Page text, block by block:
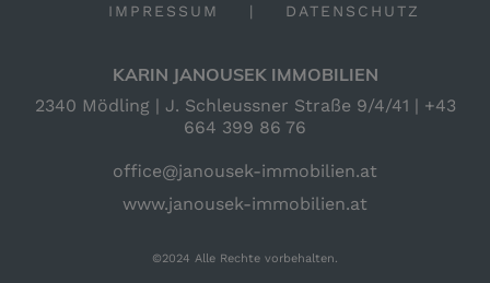
IMPRESSUM | DATENSCHUTZ
KARIN JANOUSEK IMMOBILIEN
2340 Mödling | J. Schleussner Straße 9/4/41 | +43
664 399 86 76
office@janousek-immobilien.at
www.janousek-immobilien.at
©2024 Alle Rechte vorbehalten.